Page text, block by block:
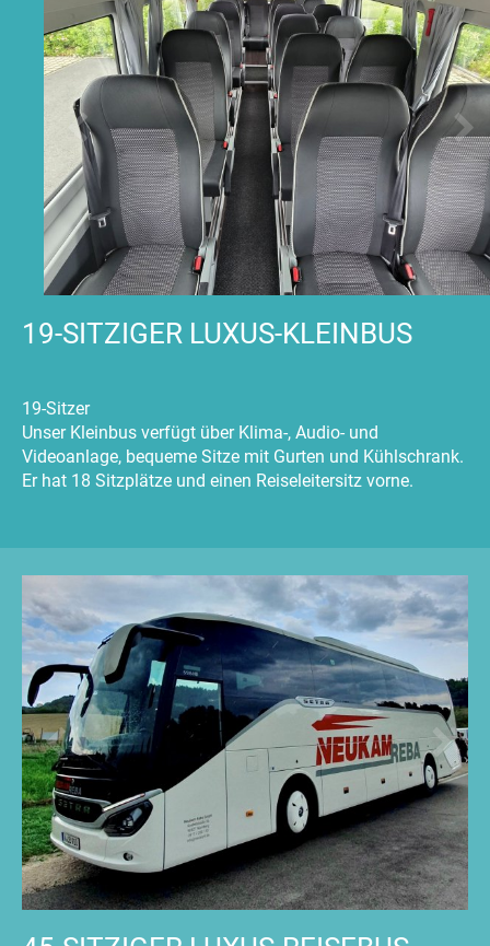
19-SITZIGER LUXUS-KLEINBUS
19-Sitzer
Unser Kleinbus verfügt über Klima-, Audio- und
Videoanlage, bequeme Sitze mit Gurten und Kühlschrank.
Er hat 18 Sitzplätze und einen Reiseleitersitz vorne.